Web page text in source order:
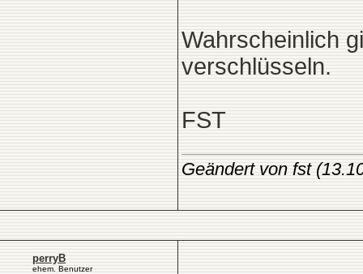
Wahrscheinlich
verschlüsseln.
FST
Geändert von fst
perryB
ehem. Benutzer